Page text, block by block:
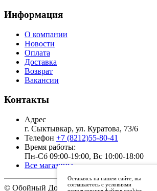
Информация
О компании
Новости
Оплата
Доставка
Возврат
Вакансии
Контакты
Адрес
г. Сыктывкар, ул. Куратова, 73/6
Телефон +7 (8212)55-80-41
Время работы:
Пн-Сб 09:00-19:00, Вс 10:00-18:00
Все магазины
© Обойный Дом, 2011 - 2026
Оставаясь на нашем сайте, вы
соглашаетесь с условиями